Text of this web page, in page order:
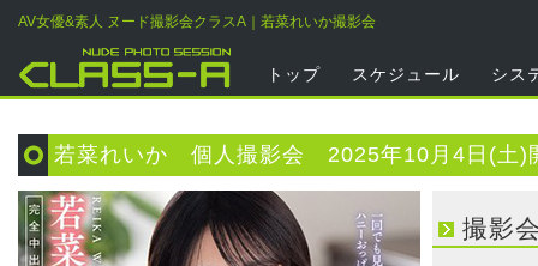
AV女優&素人 ヌード撮影会クラスA｜若菜れいか撮影会
トップ スケジュール シス
若菜れいか 個人撮影会 2025年10月4日(土)
撮影